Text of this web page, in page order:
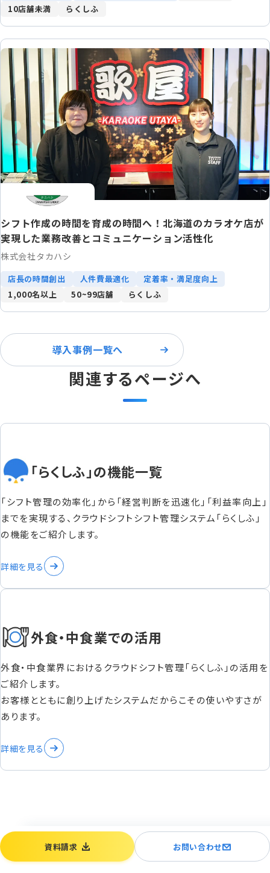
お問い合わせ
資料請求
10店舗未満
らくしふ
シフト作成の時間を育成の時間へ！北海道のカラオケ店が
実現した業務改善とコミュニケーション活性化
株式会社タカハシ
店長の時間創出 人件費最適化
定着率・満足度向上
1,000名以上
50~99店舗 らくしふ
導入事例一覧へ
関連するページへ
「らくしふ」の機能一覧
「シフト管理の効率化」から「経営判断を迅速化」「利益率向上」
までを実現する、クラウドシフトシフト管理システム「らくしふ」
の機能をご紹介します。
詳細を見る
外食・中食業での活用
外食・中食業界におけるクラウドシフト管理「らくしふ」の活用を
ご紹介します。
お客様とともに創り上げたシステムだからこその使いやすさが
あります。
詳細を見る